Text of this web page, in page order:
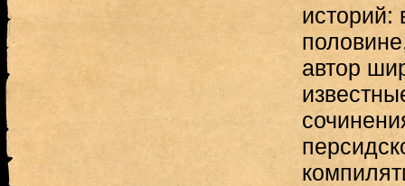
историй:
автор